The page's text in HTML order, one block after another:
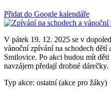
Přidat do Google kalendáře
V pátek 19. 12. 2025 se v
vánoční zpívání na schodech dětí
Smilovice. Po akci budou mít
navzájem předají drobné dárečky.
Typ akce: ostatní (akce pro žáky)